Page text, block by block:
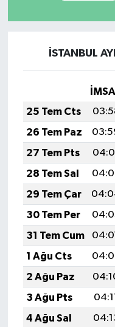
İSTANBUL
25 Tem Cts
26 Tem Paz
27 Tem Pts
28 Tem Sal
29 Tem Çar
30 Tem Per
31 Tem Cum
1 Ağu Cts
2 Ağu Paz
3 Ağu Pts
04:11
4 Ağu Sal